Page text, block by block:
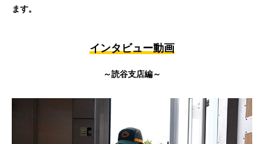
ます。
インタビュー動画
～読谷支店編～